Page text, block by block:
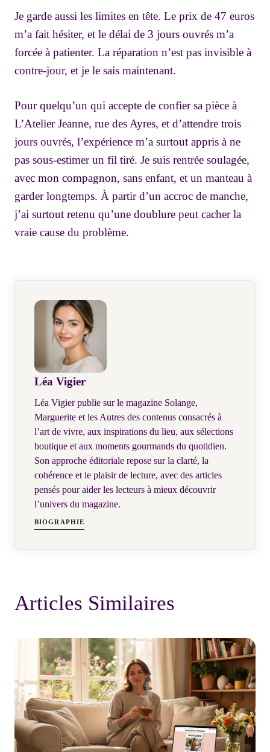
Je garde aussi les limites en tête. Le prix de 47 euros
m’a fait hésiter, et le délai de 3 jours ouvrés m’a
forcée à patienter. La réparation n’est pas invisible à
contre-jour, et je le sais maintenant.
Pour quelqu’un qui accepte de confier sa pièce à
L’Atelier Jeanne, rue des Ayres, et d’attendre trois
jours ouvrés, l’expérience m’a surtout appris à ne
pas sous-estimer un fil tiré. Je suis rentrée soulagée,
avec mon compagnon, sans enfant, et un manteau à
garder longtemps. À partir d’un accroc de manche,
j’ai surtout retenu qu’une doublure peut cacher la
vraie cause du problème.
Léa Vigier
Léa Vigier publie sur le magazine Solange,
Marguerite et les Autres des contenus consacrés à
l’art de vivre, aux inspirations du lieu, aux sélections
boutique et aux moments gourmands du quotidien.
Son approche éditoriale repose sur la clarté, la
cohérence et le plaisir de lecture, avec des articles
pensés pour aider les lecteurs à mieux découvrir
l’univers du magazine.
BIOGRAPHIE
Articles Similaires